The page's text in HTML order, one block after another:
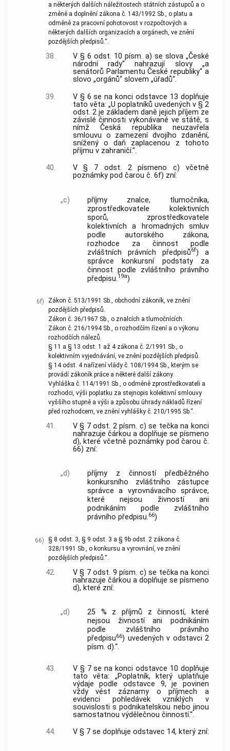
a některých dalších náležitostech státních zástupců a o
změně a doplnění zákona č. 143/1992 Sb., o platu a
odměně za pracovní pohotovost v rozpočtových a
některých dalších organizacích a orgánech, ve znění
pozdějších předpisů.“.
38.
V § 6 odst. 10 písm. a) se slova „České
národní rady“ nahrazují slovy „a
senátorů Parlamentu České republiky“ a
slovo „orgánů“ slovem „úřadů“.
39.
V § 6 se na konci odstavce 13 doplňuje
tato věta: „U poplatníků uvedených v § 2
odst. 2 je základem daně jejich příjem ze
závislé činnosti vykonávané ve státě, s
nímž Česká republika neuzavřela
smlouvu o zamezení dvojího zdanění,
snížený o daň zaplacenou z tohoto
příjmu v zahraničí.“.
40.
V § 7 odst. 2 písmeno c) včetně
poznámky pod čarou č. 6f) zní:
„c)
příjmy znalce, tlumočníka,
zprostředkovatele kolektivních
sporů, zprostředkovatele
kolektivních a hromadných smluv
podle autorského zákona,
rozhodce za činnost podle
zvláštních právních předpisů6f) a
správce konkursní podstaty za
činnost podle zvláštního právního
předpisu.19a)
6f)
Zákon č. 513/1991 Sb., obchodní zákoník, ve znění
pozdějších předpisů.
Zákon č. 36/1967 Sb., o znalcích a tlumočnících.
Zákon č. 216/1994 Sb., o rozhodčím řízení a o výkonu
rozhodčích nálezů.
§ 11 a § 13 odst. 1 až 4 zákona č. 2/1991 Sb., o
kolektivním vyjednávání, ve znění pozdějších předpisů.
§ 14 odst. 4 nařízení vlády č. 108/1994 Sb., kterým se
provádí zákoník práce a některé další zákony.
Vyhláška č. 114/1991 Sb., o odměně zprostředkovateli a
rozhodci, výši poplatku za stejnopis kolektivní smlouvy
vyššího stupně a výši a způsobu úhrady nákladů řízení
před rozhodcem, ve znění vyhlášky č. 210/1995 Sb.“.
41.
V § 7 odst. 2 písm. c) se tečka na konci
nahrazuje čárkou a doplňuje se písmeno
d), které včetně poznámky pod čarou č.
66) zní:
„d)
příjmy z činností předběžného
konkursního zvláštního zástupce
správce a vyrovnávacího správce,
které nejsou živností ani
podnikáním podle zvláštního
právního předpisu.66)
66)
§ 8 odst. 3, § 9 odst. 3 a § 9b odst. 2 zákona č.
328/1991 Sb., o konkursu a vyrovnání, ve znění
pozdějších předpisů.“.
42.
V § 7 odst. 9 písm. c) se tečka na konci
nahrazuje čárkou a doplňuje se písmeno
d), které zní:
„d)
25 % z příjmů z činností, které
nejsou živností ani podnikáním
podle zvláštního právního
předpisu66) uvedených v odstavci 2
písm. d).“.
43.
V § 7 se na konci odstavce 10 doplňuje
tato věta: „Poplatník, který uplatňuje
výdaje podle odstavce 9, je povinen
vždy vést záznamy o příjmech a
evidenci pohledávek vzniklých v
souvislosti s podnikatelskou nebo jinou
samostatnou výdělečnou činností.“.
44.
V § 7 se doplňuje odstavec 14, který zní: